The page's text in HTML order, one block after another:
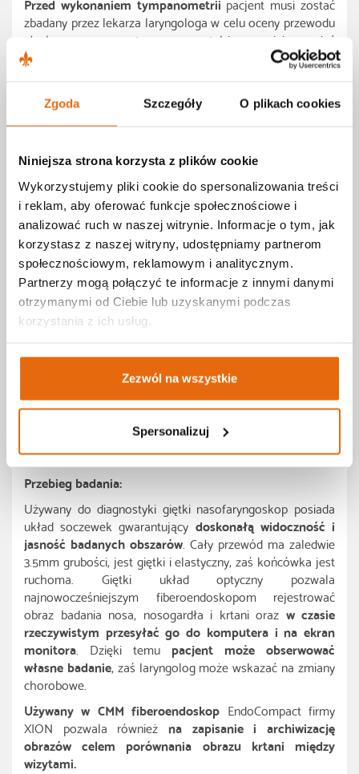
Zgoda Szczegóły O plikach cookies
Niniejsza strona korzysta z plików cookie
Wykorzystujemy pliki cookie do spersonalizowania treści
i reklam, aby oferować funkcje społecznościowe i
analizować ruch w naszej witrynie. Informacje o tym, jak
korzystasz z naszej witryny, udostępniamy partnerom
społecznościowym, reklamowym i analitycznym.
Partnerzy mogą połączyć te informacje z innymi danymi
otrzymanymi od Ciebie lub uzyskanymi podczas
korzystania z ich usług.
Zezwól na wszystkie
Spersonalizuj
zbadany przez lekarza laryngologa w celu oceny przewodu
słuchowego zewnętrznego, a także powinien mieć
wykonaną
zewnętrznego wprowadzana jest
sonda pomiarowa
uszczelniająca przewód
. Zmiany ciśnienia powodują
tympanometr, a następnie są obrazowane w postaci
wykresów.
Podczas badania pacjentnie może mówić ani przełykać.
Badanie jest bezbolesne i trwa ok 5 minut.
Endoskopia górnych dróg
oddechowych
(fiberoendoskopia)
Fiberoendoskopia:
Badanie nosa, gardła i krtani wykonywane za pomocą
specjalnego, giętkiegoendoskopu, czyli światłowodu
zakończonego kamerą.
Przebieg badania:
Używany do diagnostyki giętki nasofaryngoskop posiada
układ soczewek gwarantujący doskonałą widoczność i
jasność badanych obszarów. Cały przewód ma zaledwie
3.5mm grubości, jest giętki i elastyczny, zaś końcówka jest
ruchoma. Giętki układ optyczny pozwala
najnowocześniejszym fiberoendoskopom rejestrować
obraz badania nosa, nosogardła i krtani oraz w czasie
rzeczywistym przesyłać go do komputera i na ekran
monitora. Dzięki temu pacjent może obserwować
własne badanie, zaś laryngolog może wskazać na zmiany
chorobowe.
Używany w CMM fiberoendoskop EndoCompact firmy
XION pozwala również na zapisanie i archiwizację
obrazów celem porównania obrazu krtani między
wizytami.